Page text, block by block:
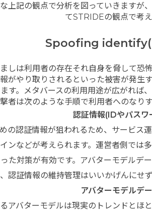
上記の観点で分析を図っていきますが
てSTRIDEの観点で考え
Spoofing identify(
しは利用者の存在それ自身を脅して恐
がやり取りされるといった被害が発生
す。メタバースの利用用途が広がれば
撃者は次のような手順で利用者へのなり
認証情報(IDやパスワ
の認証情報が狙われるため、サービス
ンなどが考えられます。運営者側で
た対策が有効です。アバターモデルデ
認証情報の維持管理はいいかげんにせ
アバターモデルデ
アバターモデルは現実のトレンドとほ